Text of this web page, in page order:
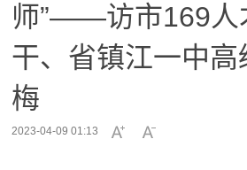
师”——访市169人
干、省镇江一中高
梅
2023-04-09 01:13